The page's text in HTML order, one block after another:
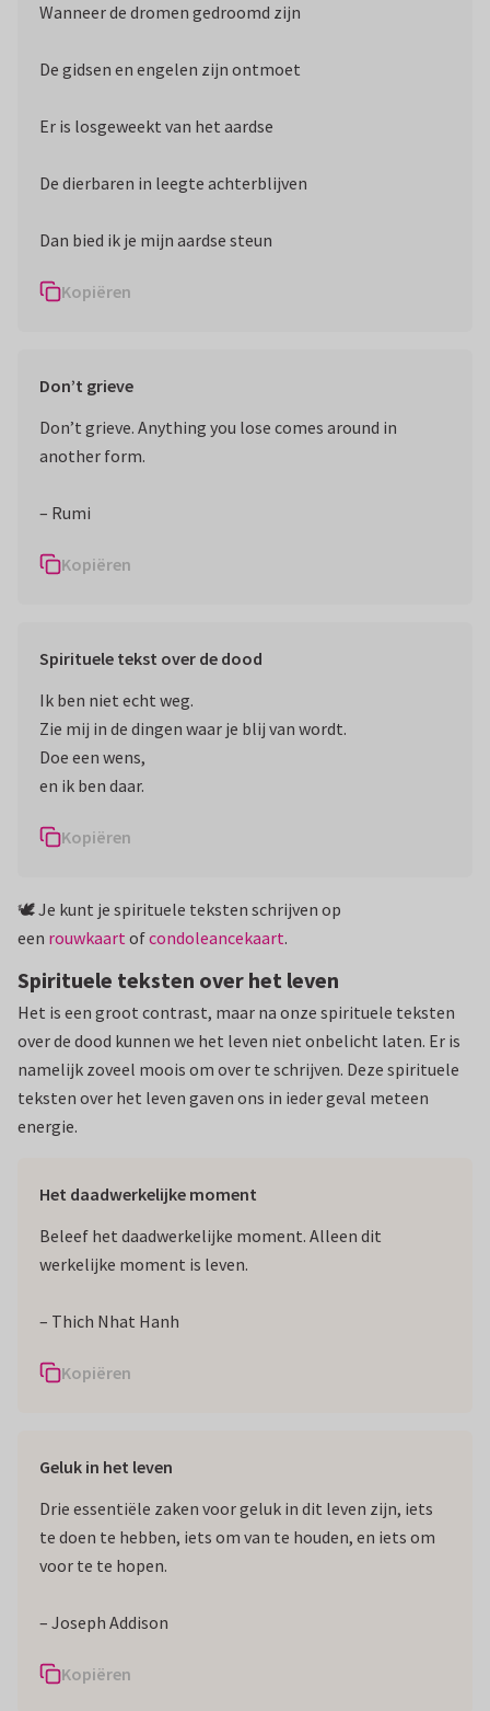
Wanneer de dromen gedroomd zijn
De gidsen en engelen zijn ontmoet
Er is losgeweekt van het aardse
De dierbaren in leegte achterblijven
Dan bied ik je mijn aardse steun
Kopiëren
Don’t grieve
Don’t grieve. Anything you lose comes around in
another form.
– Rumi
Kopiëren
Spirituele tekst over de dood
Ik ben niet echt weg.
Zie mij in de dingen waar je blij van wordt.
Doe een wens,
Kopiëren
🕊️ Je kunt je spirituele teksten schrijven op
een rouwkaart ofcondoleancekaart.
Spirituele teksten over het leven
Het is een groot contrast, maar na onze spirituele teksten
over de dood kunnen we het leven niet onbelicht laten. Er is
namelijk zoveel moois om over te schrijven. Deze spirituele
teksten over het leven gaven ons in ieder geval meteen
energie.
Het daadwerkelijke moment
Beleef het daadwerkelijke moment. Alleen dit
werkelijke moment is leven.
– Thich Nhat Hanh
Kopiëren
Geluk in het leven
Drie essentiële zaken voor geluk in dit leven zijn, iets
te doen te hebben, iets om van te houden, en iets om
voor te te hopen.
– Joseph Addison
Kopiëren